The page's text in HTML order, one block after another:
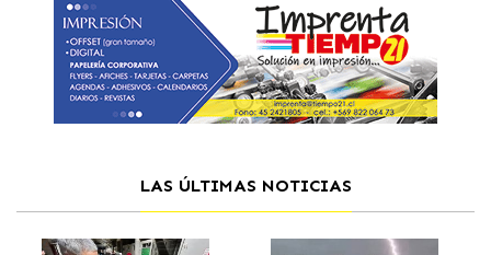
LAS ÚLTIMAS NOTICIAS